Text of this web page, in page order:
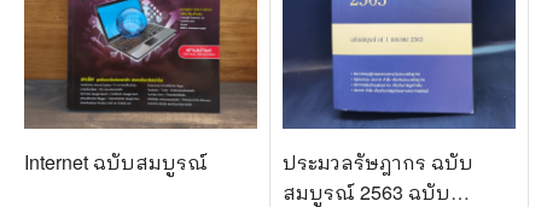
Internet ฉบับสมบูรณ์
ประมวลรัษฎากร ฉบับ
สมบูรณ์ 2563 ฉบับ